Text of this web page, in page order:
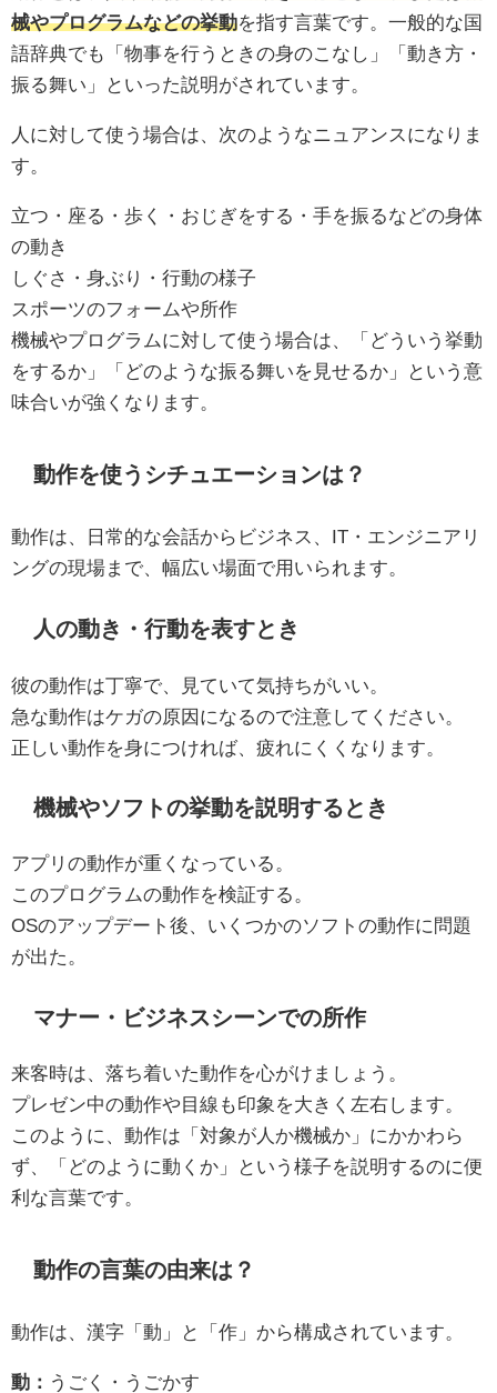
械やプログラムなどの挙動を指す言葉です。一般的な国
語辞典でも「物事を行うときの身のこなし」「動き方・
振る舞い」といった説明がされています。
人に対して使う場合は、次のようなニュアンスになりま
す。
立つ・座る・歩く・おじぎをする・手を振るなどの身体
の動き
しぐさ・身ぶり・行動の様子
スポーツのフォームや所作
機械やプログラムに対して使う場合は、「どういう挙動
をするか」「どのような振る舞いを見せるか」という意
味合いが強くなります。
動作を使うシチュエーションは？
動作は、日常的な会話からビジネス、IT・エンジニアリ
ングの現場まで、幅広い場面で用いられます。
人の動き・行動を表すとき
彼の動作は丁寧で、見ていて気持ちがいい。
急な動作はケガの原因になるので注意してください。
正しい動作を身につければ、疲れにくくなります。
機械やソフトの挙動を説明するとき
アプリの動作が重くなっている。
このプログラムの動作を検証する。
OSのアップデート後、いくつかのソフトの動作に問題
が出た。
マナー・ビジネスシーンでの所作
来客時は、落ち着いた動作を心がけましょう。
プレゼン中の動作や目線も印象を大きく左右します。
このように、動作は「対象が人か機械か」にかかわら
ず、「どのように動くか」という様子を説明するのに便
利な言葉です。
動作の言葉の由来は？
動作は、漢字「動」と「作」から構成されています。
動： うごく・うごかす